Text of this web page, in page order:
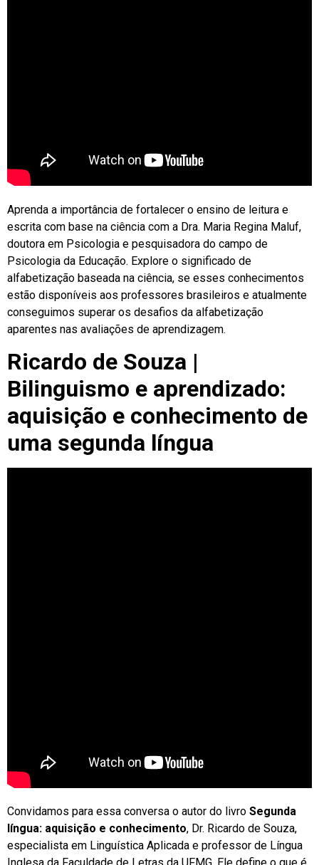
Aprenda a importância de fortalecer o ensino de leitura e
escrita com base na ciência com a Dra. Maria Regina Maluf,
doutora em Psicologia e pesquisadora do campo de
Psicologia da Educação. Explore o significado de
alfabetização baseada na ciência, se esses conhecimentos
estão disponíveis aos professores brasileiros e atualmente
conseguimos superar os desafios da alfabetização
aparentes nas avaliações de aprendizagem.
Ricardo de Souza |
Bilinguismo e aprendizado:
aquisição e conhecimento de
uma segunda língua
Convidamos para essa conversa o autor do livro Segunda
língua: aquisição e conhecimento, Dr. Ricardo de Souza,
especialista em Linguística Aplicada e professor de Língua